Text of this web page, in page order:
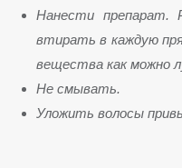
Нанести препарат.
втирать в каждую
вещества как можно
Не смывать.
Уложить волосы